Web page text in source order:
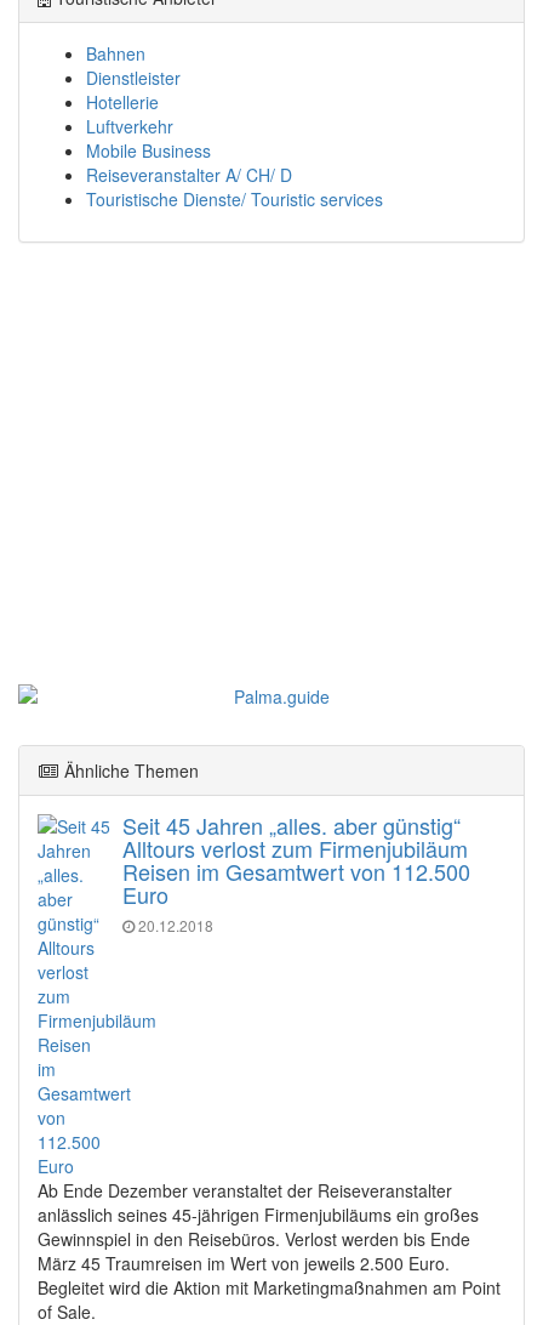
Bahnen
Dienstleister
Hotellerie
Luftverkehr
Mobile Business
Reiseveranstalter A/ CH/ D
Touristische Dienste/ Touristic services
Ähnliche Themen
Seit 45 Jahren „alles. aber günstig“
Alltours verlost zum Firmenjubiläum
Reisen im Gesamtwert von 112.500
Euro
20.12.2018
Ab Ende Dezember veranstaltet der Reiseveranstalter
anlässlich seines 45-jährigen Firmenjubiläums ein großes
Gewinnspiel in den Reisebüros. Verlost werden bis Ende
März 45 Traumreisen im Wert von jeweils 2.500 Euro.
Begleitet wird die Aktion mit Marketingmaßnahmen am Point
of Sale.